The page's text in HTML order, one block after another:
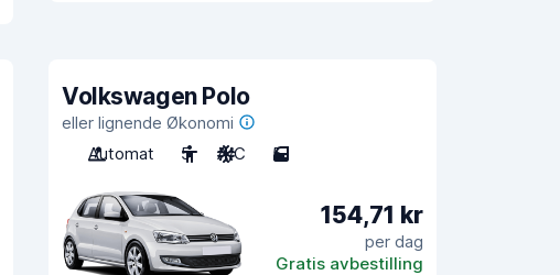
Volkswagen Polo
eller lignende Økonomi
Automat
5 A/C 5
154,71 kr
per dag
Gratis avbestilling